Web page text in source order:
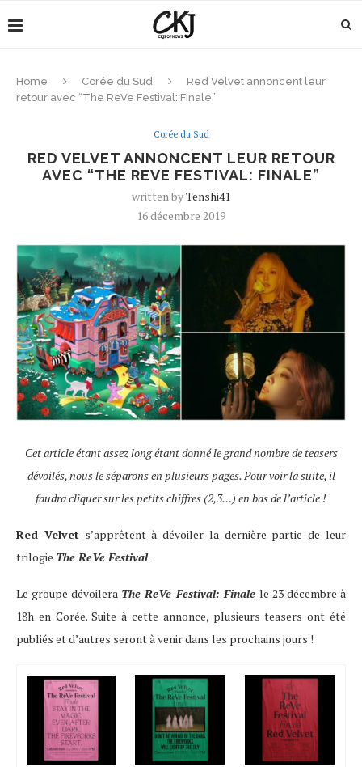
Home Corée du Sud
Red Velvet annoncent leur
retour avec “The ReVe Festival: Finale”
Corée du Sud
RED VELVET ANNONCENT LEUR RETOUR
AVEC “THE REVE FESTIVAL: FINALE”
written byTenshi41
16 décembre 2019
Cet article étant assez long étant donné le grand nombre de teasers
dévoilés, nous le séparons en plusieurs pages. Pour voir la suite, il
faudra cliquer sur les petits chiffres (2,3…) en bas de l’article !
Red Velvet s’apprêtent à dévoiler la dernière partie de leur
trilogie The ReVe Festival.
Le groupe dévoilera The ReVe Festival: Finale le 23 décembre à
18h en Corée. Suite à cette annonce, plusieurs teasers ont été
publiés et d’autres seront à venir dans les prochains jours !